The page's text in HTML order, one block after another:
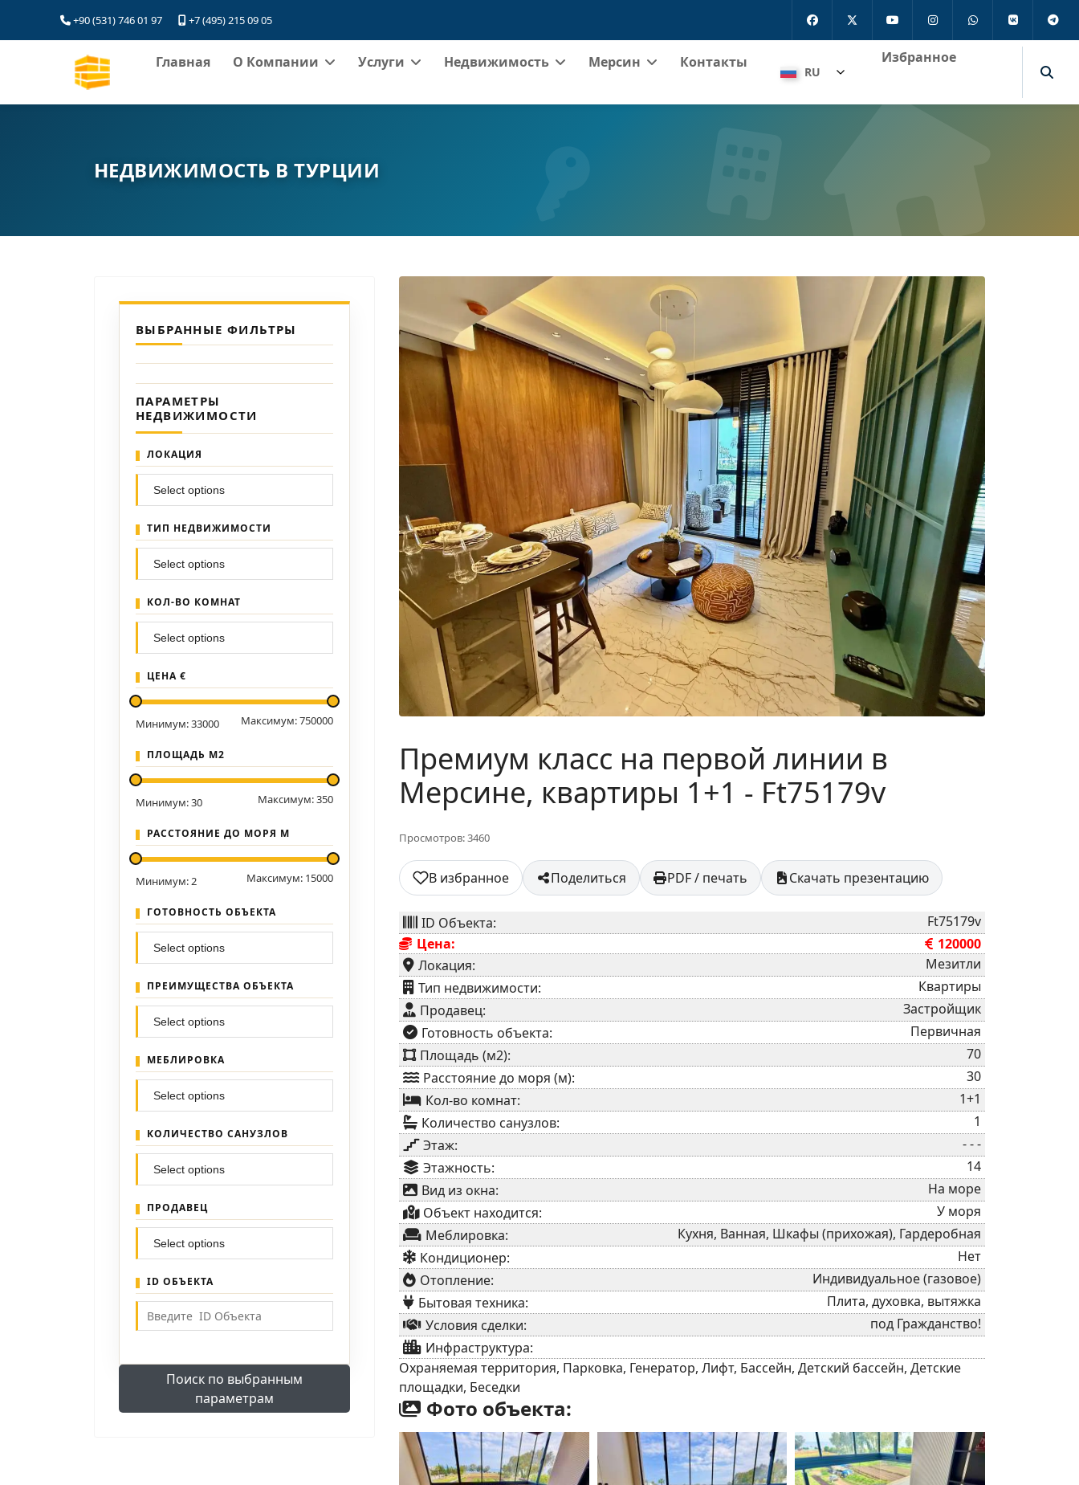
+90 (531) 746 01 97 +7 (495) 215 09 05
Главная О Компании Услуги Недвижимость Мерсин Контакты
RU
Избранное
НЕДВИЖИМОСТЬ В ТУРЦИИ
ВЫБРАННЫЕ ФИЛЬТРЫ
ПАРАМЕТРЫ
НЕДВИЖИМОСТИ
ЛОКАЦИЯ
ТИП НЕДВИЖИМОСТИ
КОЛ-ВО КОМНАТ
ЦЕНА €
Минимум:33000 Максимум:750000
ПЛОЩАДЬ М2
Минимум:30 Максимум:350
РАССТОЯНИЕ ДО МОРЯ М
Минимум:2 Максимум: 15000
ГОТОВНОСТЬ ОБЪЕКТА
ПРЕИМУЩЕСТВА ОБЪЕКТА
МЕБЛИРОВКА
КОЛИЧЕСТВО САНУЗЛОВ
ПРОДАВЕЦ
ID ОБЪЕКТА
Поиск по выбранным
параметрам
Премиум класс на первой линии в
Мерсине, квартиры 1+1 - Ft75179v
Просмотров: 3460
В избранное Поделиться PDF / печать Скачать презентацию
ID Объекта:
Ft75179v
Цена:
120000
Локация:
Мезитли
⁠Тип недвижимости:
Квартиры
Продавец:
Застройщик
⁠Готовность объекта:
Первичная
Площадь (м2):
70
Расстояние до моря (м):
30
Кол-во комнат:
1+1
Количество санузлов:
1
Этаж:
- - -
Этажность:
14
Вид из окна:
На море
Объект находится:
У моря
Меблировка:
Кухня, Ванная, Шкафы (прихожая), Гардеробная
Кондиционер:
Нет
Отопление:
Индивидуальное (газовое)
Бытовая техника:
Плита, духовка, вытяжка
Условия сделки:
под Гражданство!
Инфраструктура:
Охраняемая территория, Парковка, Генератор, Лифт, Бассейн, Детский бассейн, Детские
площадки, Беседки
Фото объекта: